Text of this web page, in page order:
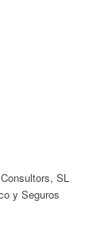
SL
y Seguros